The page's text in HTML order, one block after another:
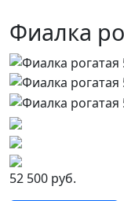
Фиалка
52 500 руб.